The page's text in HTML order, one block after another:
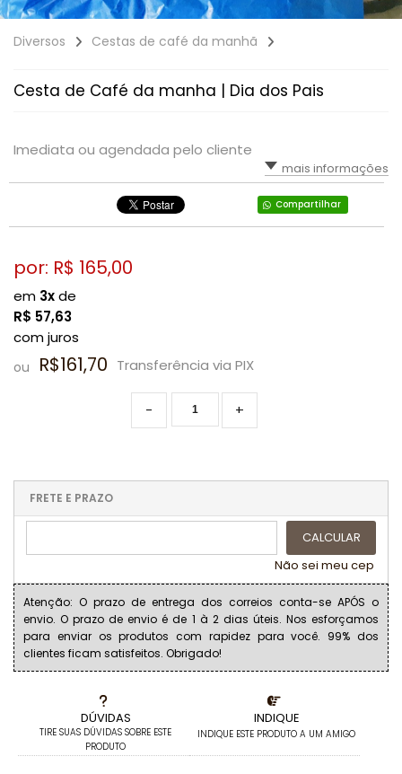
Diversos Cestas de café da manhã
Cesta de Café da manha | Dia dos Pais
Imediata ou agendada pelo cliente
mais informações
Compartilhar
DÚVIDAS
TIRE SUAS DÚVIDAS SOBRE ESTE
PRODUTO
INDIQUE
INDIQUE ESTE PRODUTO A UM AMIGO
por: R$ 165,00
em 3xde
R$ 57,63
com juros
ou R$161,70 Transferência via PIX
+
-
FRETE E PRAZO
CALCULAR
Não sei meu cep
Atenção: O prazo de entrega dos correios conta-se APÓS o
envio. O prazo de envio é de 1 à 2 dias úteis. Nos esforçamos
para enviar os produtos com rapidez para você. 99% dos
clientes ficam satisfeitos. Obrigado!